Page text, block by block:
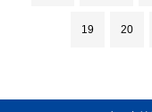
19 20